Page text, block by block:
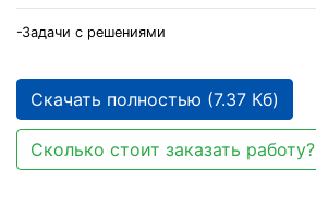
-Задачи с решениями
Скачать полностью (7.37 Кб)
Сколько стоит заказать работу?